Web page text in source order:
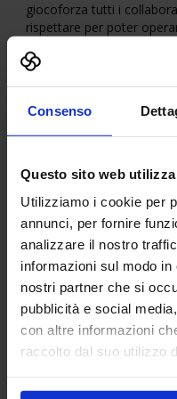
Consenso
Questo sito web
Utilizziamo i cookie per
annunci, per fornire
analizzare il nostro
informazioni sul modo
nostri partner che si
pubblicità e social
con altre informazioni
raccolto dal suo utilizzo
giocoforza tutti i
rispettare per poter
Se infatti prima del BIM
elaborato 2D (la sua
il progetto è un processo
come una squadra
preferibilmente esplicitate
know-how dello studio, il
prescindere.
espliciterà i workflow, le
degli elementi edilizi e dei
Altro strumento
contiene, tra le altre
agli output: stili di vista,